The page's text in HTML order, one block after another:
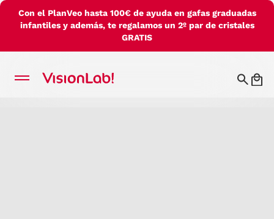
Con el PlanVeo hasta 100€ de ayuda en gafas graduadas
infantiles y además, te regalamos un 2º par de cristales
GRATIS